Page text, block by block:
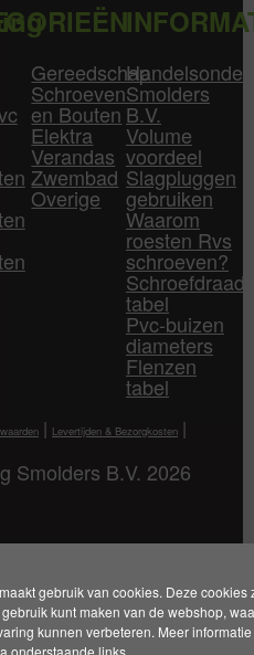
gebruik van cookies. Deze cookies
kunt maken van de webshop,
kunnen verbeteren. Meer
onderstaande links.
Gereedschap
Schroeven
en Bouten
Elektra
Verandas
Zwembad
Overige
Smolders
B.V.
Volume
voordeel
Slagpluggen
gebruiken
Waarom
roesten Rvs
schroeven?
Schroefdraad
tabel
Pvc-buizen
diameters
Flenzen
tabel
| Levertijden & Bezorgkosten |
Smolders B.V. 2026